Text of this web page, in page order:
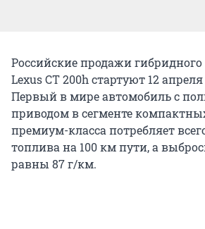
Российские продажи
Lexus CT 200h стартуют 12 апреля
Первый в мире автомобиль с
приводом в сегменте
премиум-класса потребляет
топлива на 100 км пути, а
равны 87 г/км.